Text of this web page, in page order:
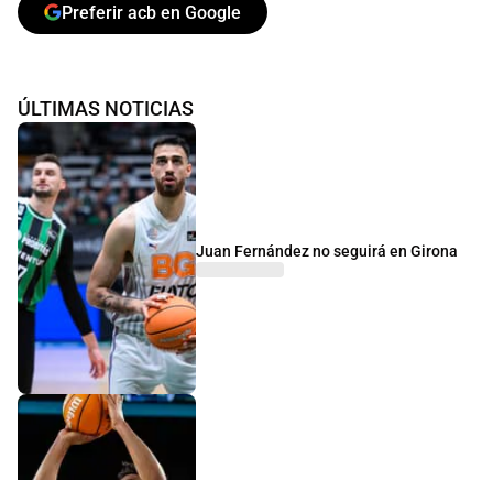
Preferir acb en Google
ÚLTIMAS NOTICIAS
Juan Fernández no seguirá en Girona